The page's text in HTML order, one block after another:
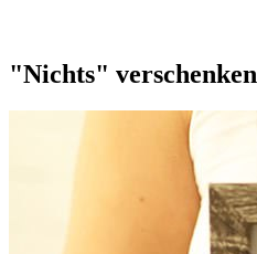
"Nichts" verschenken